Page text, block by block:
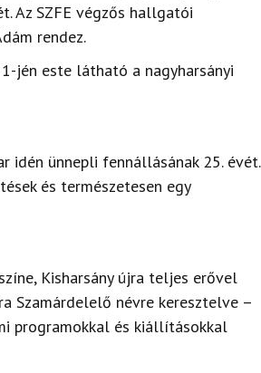
Az SZFE végzős hallgatói
rendez.
jén este látható a nagyharsányi
idén ünnepli fennállásának 25. évét.
és természetesen egy
Kisharsány újra teljes erővel
Szamárdelelő névre keresztelve –
programokkal és kiállításokkal